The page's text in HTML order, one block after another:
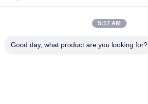
Espectáculo VR
Recorrido Por La Fábrica
5:17 AM
Good day, what product are you looking for?